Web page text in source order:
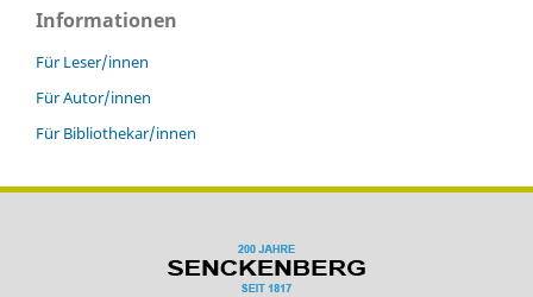
Informationen
Für Leser/innen
Für Autor/innen
Für Bibliothekar/innen